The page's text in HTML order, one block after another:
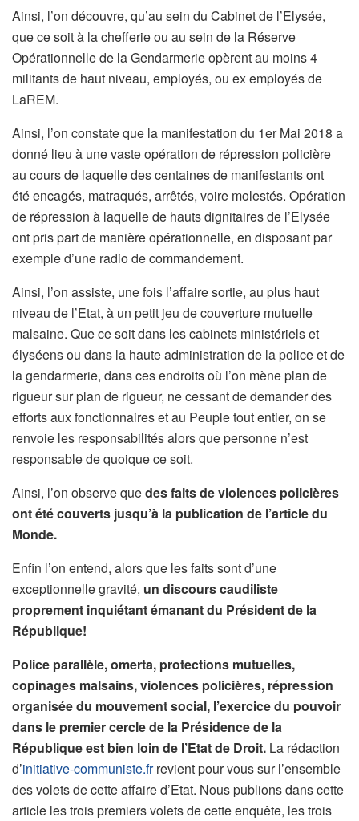
Ainsi, l’on découvre, qu’au sein du Cabinet de l’Elysée,
que ce soit à la chefferie ou au sein de la Réserve
Opérationnelle de la Gendarmerie opèrent au moins 4
militants de haut niveau, employés, ou ex employés de
LaREM.
Ainsi, l’on constate que la manifestation du 1er Mai 2018 a
donné lieu à une vaste opération de répression policière
au cours de laquelle des centaines de manifestants ont
étéencagés, matraqués, arrêtés, voire molestés. Opération
de répression à laquelle de hauts dignitaires de l’Elysée
ont pris part de manière opérationnelle, en disposant par
exemple d’une radio de commandement.
Ainsi, l’on assiste, une fois l’affaire sortie, au plus haut
niveau de l’Etat, à un petit jeu de couverture mutuelle
malsaine. Que ce soit dans les cabinets ministériels et
élyséens ou dans la haute administration de la police et de
la gendarmerie, dans ces endroits où l’on mène plan de
rigueur sur plan de rigueur, ne cessant de demander des
efforts aux fonctionnaires et au Peuple tout entier, on se
renvoie les responsabilités alors que personne n’est
responsable de quoique ce soit.
Ainsi, l’on observe quedes faits de violences policières
ont été couverts jusqu’à la publication de l’article du
Monde.
Enfin l’on entend, alors que les faits sont d’une
exceptionnelle gravité, un discours caudiliste
proprement inquiétant émanant du Président de la
République!
Police parallèle, omerta, protections mutuelles,
copinages malsains, violences policières, répression
organisée du mouvement social, l’exercice du pouvoir
dans le premier cercle de la Présidence de la
République est bien loin de l’Etat de Droit. La rédaction
d’initiative-communiste.frrevient pour vous sur l’ensemble
des volets de cette affaire d’Etat. Nous publions dans cette
article les trois premiers volets de cette enquête, les trois